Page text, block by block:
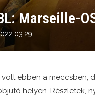
Marseille-
ebben a meccsben,
helyen. Részletek,